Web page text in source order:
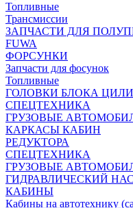
Топливные
Трансмиссии
ЗАПЧАСТИ ДЛЯ
FUWA
ФОРСУНКИ
Запчасти для фосунок
Топливные
ГОЛОВКИ БЛОКА
СПЕЦТЕХНИКА
ГРУЗОВЫЕ
КАРКАСЫ КАБИН
РЕДУКТОРА
СПЕЦТЕХНИКА
ГРУЗОВЫЕ
ГИДРАВЛИЧЕСКИЙ
КАБИНЫ
Кабины на автотехнику